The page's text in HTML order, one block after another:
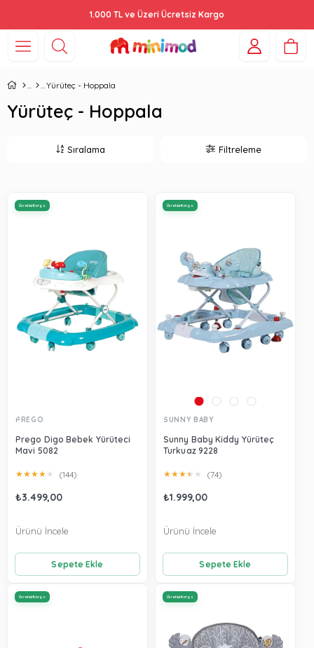
1.000 TL ve Üzeri Ücretsiz Kargo
Yürüteç - Hoppala
Yürüteç - Hoppala
Filtreleme
Sıralama
PREGO
Prego Digo Bebek Yürüteci
Mavi 5082
★★★★ ★ (144)
₺3.499,00
Sepete Ekle
Ürünü İncele
Ücretsiz Kargo
SUNNY BABY
Sunny Baby Kiddy Yürüteç
Turkuaz 9228
★★★★ ★ (74)
₺1.999,00
Sepete Ekle
Ürünü İncele
Ücretsiz Kargo
Ücretsiz Kargo Ücretsiz Kargo